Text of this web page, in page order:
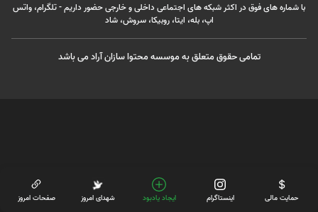
با شماره های فوق در اکثر شبکه های اجتماعی داخلی و خارجی حضور داریم - تلگرام، واتس
اپ، بله، ایتا، روبیکا، سروش، شاد
تمامی حقوق متعلق به موسسه محتوا سازان آراد می باشد
حمایت مالی اینستاگرام ایجاد یادبود شهدای امروز صفحات امروز